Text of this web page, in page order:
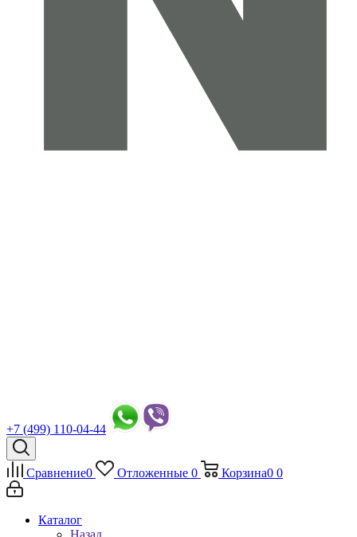
+7 (499) 110-04-44
Сравнение0 Отложенные 0 Корзина0 0
Каталог
Назад